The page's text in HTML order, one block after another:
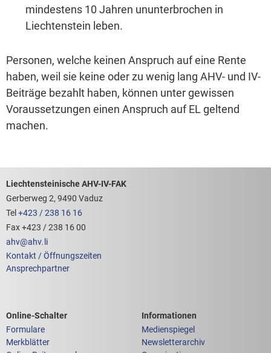
mindestens 10 Jahren ununterbrochen in
Liechtenstein leben.
Personen, welche keinen Anspruch auf eine Rente
haben, weil sie keine oder zu wenig lang AHV- und IV-
Beiträge bezahlt haben, können unter gewissen
Voraussetzungen einen Anspruch auf EL geltend
machen.
Footerbereich mit hilfreichen Links
Liechtensteinische AHV-IV-FAK
Gerberweg 2, 9490 Vaduz
Tel +423 / 238 16 16
Fax +423 / 238 16 00
ahv@ahv. li
Kontakt / Öffnungszeiten
Ansprechpartner
Links zum
Online-Schalter
Formulare
Merkblätter
Links zu weiteren
Informationen
Medienspiegel
Newsletterarchiv